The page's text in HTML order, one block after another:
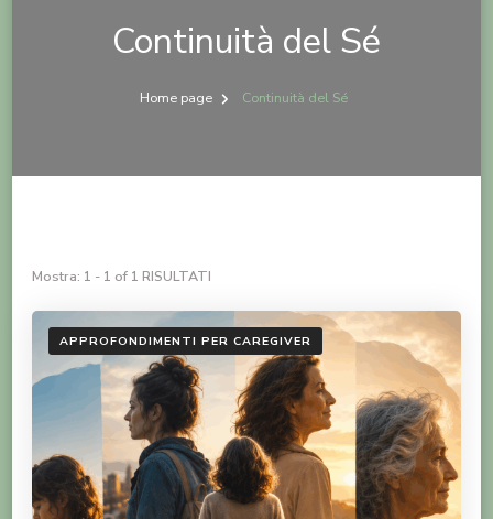
Continuità del Sé
Home page Continuità del Sé
Mostra: 1 - 1 of 1 RISULTATI
APPROFONDIMENTI PER CAREGIVER